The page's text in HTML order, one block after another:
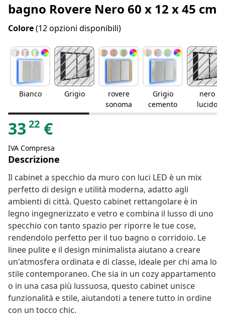
bagno Rovere Nero 60 x 12 x 45 cm
Colore(12 opzioni disponibili)
Bianco Grigio
rovere
sonoma
Grigio
cemento
nero
lucido
33 22 €
IVA Compresa
Descrizione
Il cabinet a specchio da muro con luci LED è un mix
perfetto di design e utilità moderna, adatto agli
ambienti di città. Questo cabinet rettangolare è in
legno ingegnerizzato e vetro e combina il lusso di uno
specchio con tanto spazio per riporre le tue cose,
rendendolo perfetto per il tuo bagno o corridoio. Le
linee pulite e il design minimalista aiutano a creare
un'atmosfera ordinata e di classe, ideale per chi ama lo
stile contemporaneo. Che sia in un cozy appartamento
o in una casa più lussuosa, questo cabinet unisce
funzionalità e stile, aiutandoti a tenere tutto in ordine
con un tocco chic.